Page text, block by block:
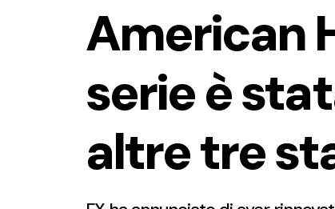
American
serie è
altre tre